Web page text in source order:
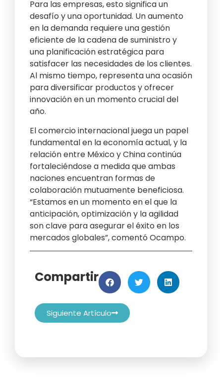
Para las empresas, esto significa un
desafío y una oportunidad. Un aumento
en la demanda requiere una gestión
eficiente de la cadena de suministro y
una planificación estratégica para
satisfacer las necesidades de los clientes.
Al mismo tiempo, representa una ocasión
para diversificar productos y ofrecer
innovación en un momento crucial del
año.
El comercio internacional juega un papel
fundamental en la economía actual, y la
relación entre México y China continúa
fortaleciéndose a medida que ambas
naciones encuentran formas de
colaboración mutuamente beneficiosa.
“Estamos en un momento en el que la
anticipación, optimización y la agilidad
son clave para asegurar el éxito en los
mercados globales”, comentó Ocampo.
Compartir
Siguiente Artículo